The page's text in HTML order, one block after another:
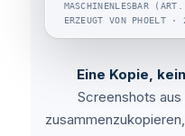
MASCHINENLESBAR
ERZEUGT VON PHOELT
Eine Kopie,
Screenshots